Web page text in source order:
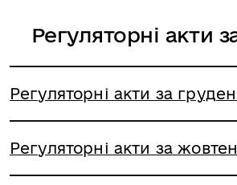
Регуляторні акти
Регуляторні акти за
Регуляторні акти за